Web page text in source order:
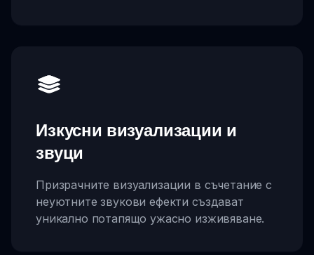
Изкусни визуализации и
звуци
Призрачните визуализации в съчетание с
неуютните звукови ефекти създават
уникално потапящо ужасно изживяване.